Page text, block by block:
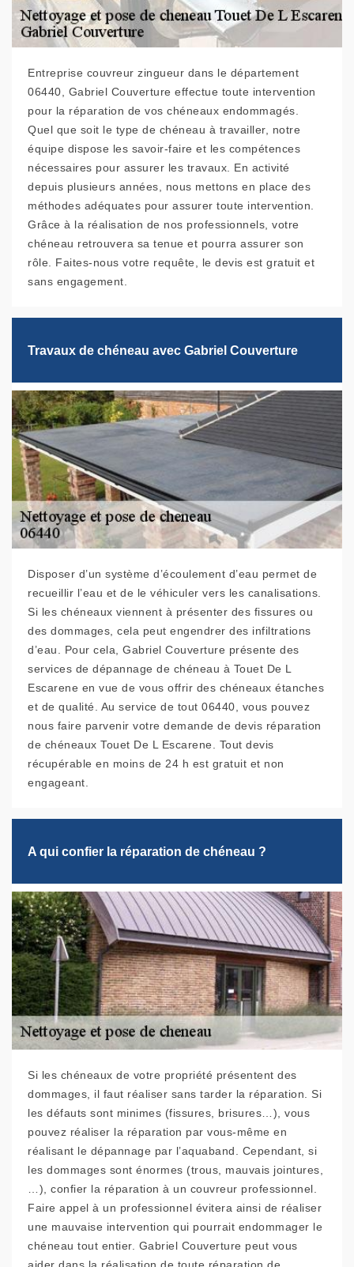
Entreprise couvreur zingueur dans le département
06440, Gabriel Couverture effectue toute intervention
pour la réparation de vos chéneaux endommagés.
Quel que soit le type de chéneau à travailler, notre
équipe dispose les savoir-faire et les compétences
nécessaires pour assurer les travaux. En activité
depuis plusieurs années, nous mettons en place des
méthodes adéquates pour assurer toute intervention.
Grâce à la réalisation de nos professionnels, votre
chéneau retrouvera sa tenue et pourra assurer son
rôle. Faites-nous votre requête, le devis est gratuit et
sans engagement.
Travaux de chéneau avec Gabriel Couverture
Disposer d’un système d’écoulement d’eau permet de
recueillir l’eau et de le véhiculer vers les canalisations.
Si les chéneaux viennent à présenter des fissures ou
des dommages, cela peut engendrer des infiltrations
d’eau. Pour cela, Gabriel Couverture présente des
services de dépannage de chéneau à Touet De L
Escarene en vue de vous offrir des chéneaux étanches
et de qualité. Au service de tout 06440, vous pouvez
nous faire parvenir votre demande de devis réparation
de chéneaux Touet De L Escarene. Tout devis
récupérable en moins de 24 h est gratuit et non
engageant.
A qui confier la réparation de chéneau ?
Si les chéneaux de votre propriété présentent des
dommages, il faut réaliser sans tarder la réparation. Si
les défauts sont minimes (fissures, brisures…), vous
pouvez réaliser la réparation par vous-même en
réalisant le dépannage par l’aquaband. Cependant, si
les dommages sont énormes (trous, mauvais jointures,
…), confier la réparation à un couvreur professionnel.
Faire appel à un professionnel évitera ainsi de réaliser
une mauvaise intervention qui pourrait endommager le
chéneau tout entier. Gabriel Couverture peut vous